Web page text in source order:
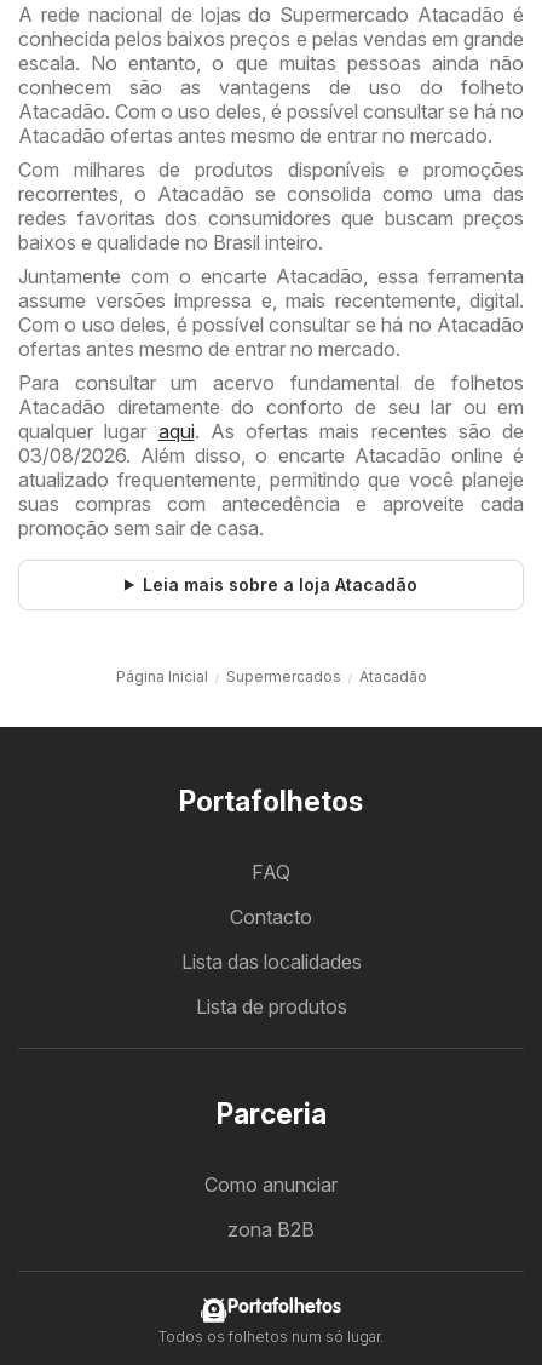
A rede nacional de lojas do Supermercado Atacadão é
conhecida pelos baixos preços e pelas vendas em grande
escala. No entanto, o que muitas pessoas ainda não
conhecem são as vantagens de uso do folheto
Atacadão. Com o uso deles, é possível consultar se há no
Atacadão ofertas antes mesmo de entrar no mercado.
Com milhares de produtos disponíveis e promoções
recorrentes, o Atacadão se consolida como uma das
redes favoritas dos consumidores que buscam preços
baixos e qualidade no Brasil inteiro.
Juntamente com o encarte Atacadão, essa ferramenta
assume versões impressa e, mais recentemente, digital.
Com o uso deles, é possível consultar se há no Atacadão
ofertas antes mesmo de entrar no mercado.
Para consultar um acervo fundamental de folhetos
Atacadão diretamente do conforto de seu lar ou em
qualquer lugar aqui. As ofertas mais recentes são de
03/08/2026. Além disso, o encarte Atacadão online é
atualizado frequentemente, permitindo que você planeje
suas compras com antecedência e aproveite cada
promoção sem sair de casa.
Leia mais sobre a loja Atacadão
Página Inicial Supermercados Atacadão
Portafolhetos
FAQ
Contacto
Lista das localidades
Lista de produtos
Parceria
Como anunciar
zona B2B
Portafolhetos
Todos os folhetos num só lugar.